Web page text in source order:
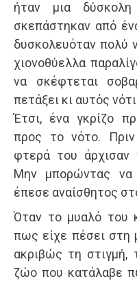
ήταν μια
σκεπάστηκαν από
δυσκολευόταν πολύ
χιονοθύελλα
να σκέφτεται
πετάξει κι αυτός
Έτσι, ένα γκρίζο
προς το νότο.
φτερά του άρχισαν
Μην μπορώντας να
έπεσε αναίσθητος
Όταν το μυαλό του
πως είχε πέσει στη
ακριβώς τη στιγμή,
ζώο που κατάλαβε